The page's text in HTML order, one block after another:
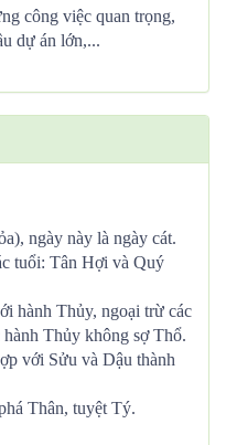
công việc quan trọng,
dự án lớn,...
ngày này là ngày cát.
tuổi: Tân Hợi và Quý
hành Thủy, ngoại trừ các
Thủy không sợ Thổ.
với Sửu và Dậu thành
Thân, tuyệt Tý.